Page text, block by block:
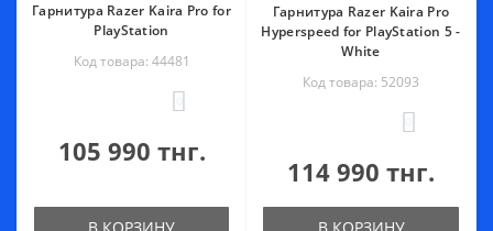
Гарнитура Razer Kaira Pro for
PlayStation
Код товара: 44481
105 990 тнг.
Гарнитура Razer Kaira Pro
Hyperspeed for PlayStation 5 -
White
Код товара: 52093
114 990 тнг.